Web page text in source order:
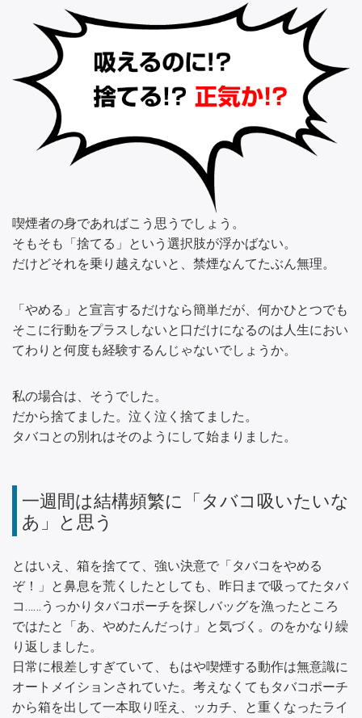
喫煙者の身であればこう思うでしょう。
そもそも「捨てる」という選択肢が浮かばない。
だけどそれを乗り越えないと、禁煙なんてたぶん無理。
「やめる」と宣言するだけなら簡単だが、何かひとつでも
そこに行動をプラスしないと口だけになるのは人生におい
てわりと何度も経験するんじゃないでしょうか。
私の場合は、そうでした。
だから捨てました。泣く泣く捨てました。
タバコとの別れはそのようにして始まりました。
一週間は結構頻繁に「タバコ吸いたいな
あ」と思う
とはいえ、箱を捨てて、強い決意で「タバコをやめる
ぞ！」と鼻息を荒くしたとしても、昨日まで吸ってたタバ
コ……うっかりタバコポーチを探しバッグを漁ったところ
ではたと「あ、やめたんだっけ」と気づく。のをかなり繰
り返しました。
日常に根差しすぎていて、もはや喫煙する動作は無意識に
オートメイションされていた。考えなくてもタバコポーチ
から箱を出して一本取り咥え、ッカチ、と重くなったライ